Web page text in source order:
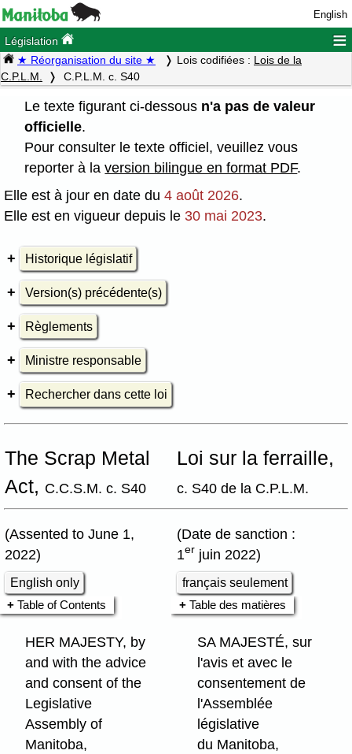
English
Législation ≡
★ Réorganisation du site ★ Lois codifiées : Lois de la
C.P.L.M.
C.P.L.M. c. S40
Le texte figurant ci-dessous n'a pas de valeur
officielle.
Pour consulter le texte officiel, veuillez vous
reporter à laversion bilingue en format PDF.
Elle est à jour en date du 4 août 2026.
Elle est en vigueur depuis le 30 mai 2023.
Historique législatif
Version(s) précédente(s)
Règlements
Ministre responsable
Rechercher dans cette loi
The Scrap Metal
Act, C.C.S.M. c. S40
Loi sur la ferraille,
c. S40 de la C.P.L.M.
(Assented to June 1,
2022)
(Date de sanction :
1er juin 2022)
English only
français seulement
Table of Contents
Table des matières
HER MAJESTY, by
and with the advice
and consent of the
Legislative
Assembly of
Manitoba,
SA MAJESTÉ, sur
l'avis et avec le
consentement de
l'Assemblée
législative
du Manitoba,